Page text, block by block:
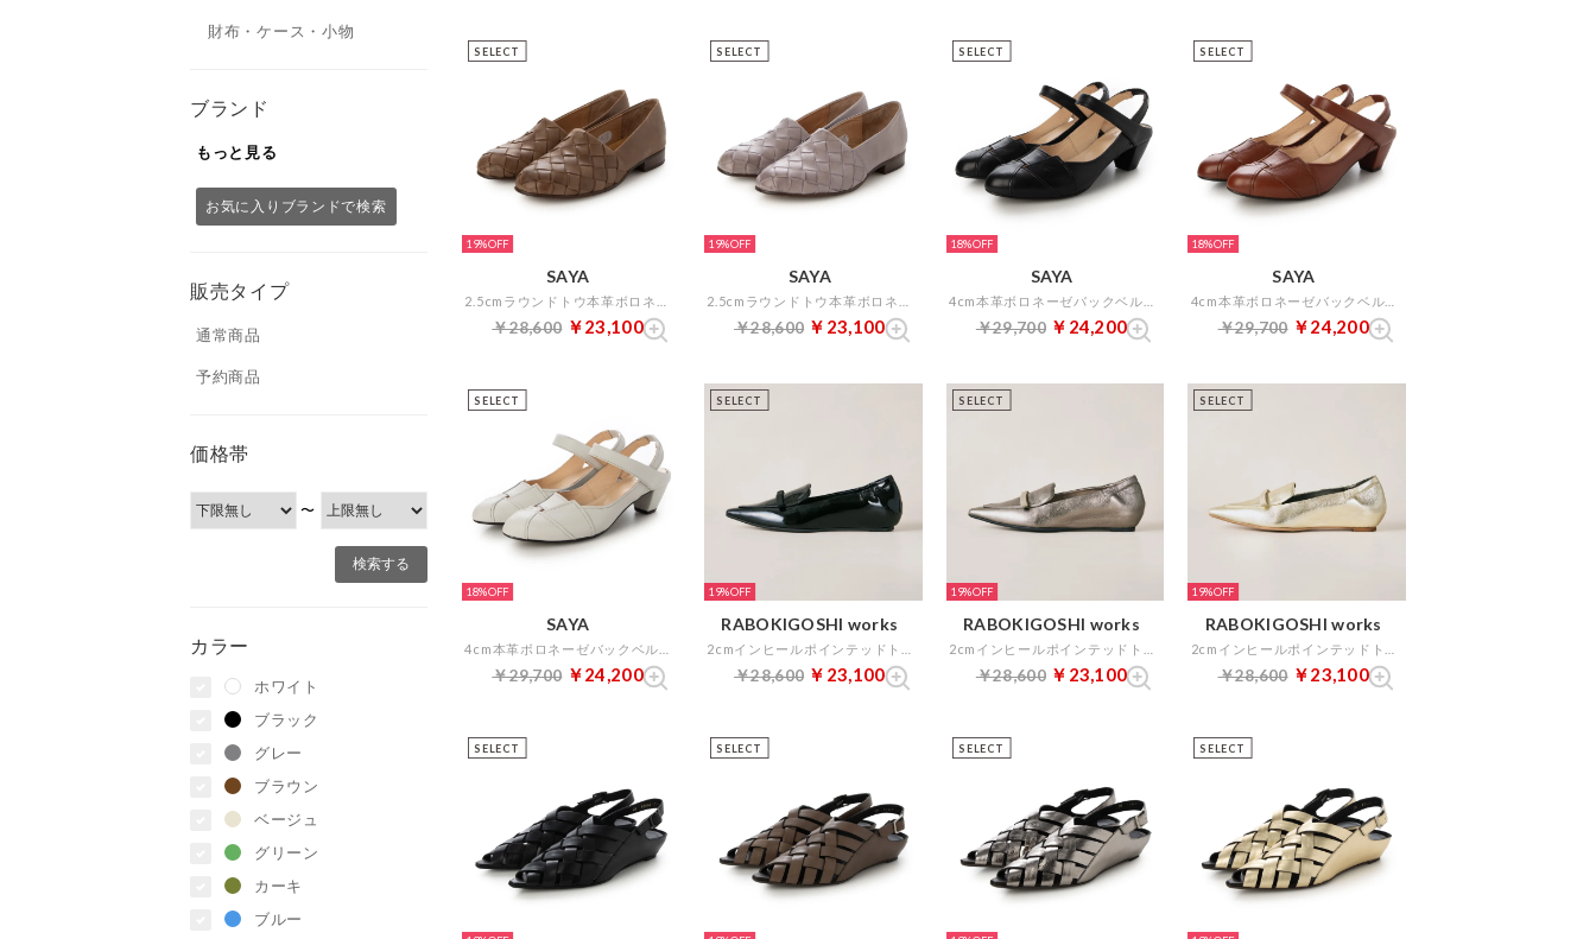
財布・ケース・小物
ブランド
もっと見る
お気に入りブランドで検索
販売タイプ
通常商品
予約商品
価格帯
〜
カラー
ホワイト
ブラック
グレー
ブラウン
ベージュ
グリーン
カーキ
ブルー
SELECT
19%
SAYA
￥28,600 ￥23,100
SELECT
19%
SAYA
￥28,600 ￥23,100
SELECT
18%
SAYA
￥29,700 ￥24,200
SELECT
18%
SAYA
￥29,700 ￥24,200
SELECT
18%
SAYA
￥29,700 ￥24,200
SELECT
19%
RABOKIGOSHI works
￥28,600 ￥23,100
SELECT
19%
RABOKIGOSHI works
￥28,600 ￥23,100
SELECT
19%
RABOKIGOSHI works
￥28,600 ￥23,100
SELECT SELECT SELECT SELECT